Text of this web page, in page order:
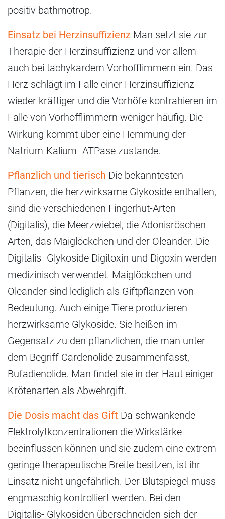
positiv bathmotrop.
Einsatz bei Herzinsuffizienz Man setzt sie zur
Therapie der Herzinsuffizienz und vor allem
auch bei tachykardem Vorhofflimmern ein. Das
Herz schlägt im Falle einer Herzinsuffizienz
wieder kräftiger und die Vorhöfe kontrahieren im
Falle von Vorhofflimmern weniger häufig. Die
Wirkung kommt über eine Hemmung der
Natrium-Kalium- ATPase zustande.
Pflanzlich und tierisch Die bekanntesten
Pflanzen, die herzwirksame Glykoside enthalten,
sind die verschiedenen Fingerhut-Arten
(Digitalis), die Meerzwiebel, die Adonisröschen-
Arten, das Maiglöckchen und der Oleander. Die
Digitalis- Glykoside Digitoxin und Digoxin werden
medizinisch verwendet. Maiglöckchen und
Oleander sind lediglich als Giftpflanzen von
Bedeutung. Auch einige Tiere produzieren
herzwirksame Glykoside. Sie heißen im
Gegensatz zu den pflanzlichen, die man unter
dem Begriff Cardenolide zusammenfasst,
Bufadienolide. Man findet sie in der Haut einiger
Krötenarten als Abwehrgift.
Die Dosis macht das Gift Da schwankende
Elektrolytkonzentrationen die Wirkstärke
beeinflussen können und sie zudem eine extrem
geringe therapeutische Breite besitzen, ist ihr
Einsatz nicht ungefährlich. Der Blutspiegel muss
engmaschig kontrolliert werden. Bei den
Digitalis- Glykosiden überschneiden sich der